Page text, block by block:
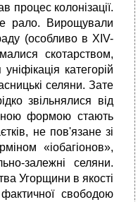
процес колонізації.
рало. Вирощували
(особливо в XIV-
скотарством,
категорій
селяни. Зате
звільнялися від
формою стають
не пов'язане зі
«іобагіонов»,
залежні селяни.
Угорщини в якості
свободою